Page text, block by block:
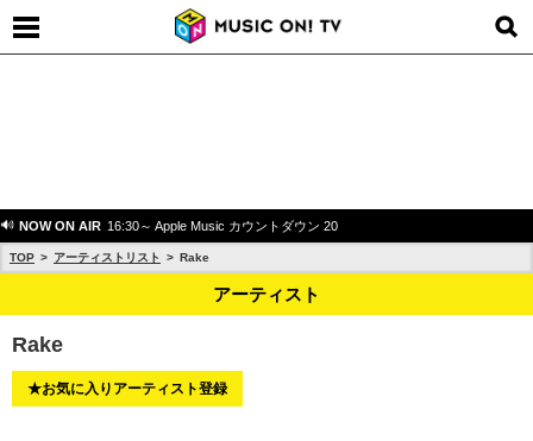
NOW ON AIR 16:30～ Apple Music カウントダウン 20
TOP アーティストリスト Rake
アーティスト
Rake
★お気に入りアーティスト登録